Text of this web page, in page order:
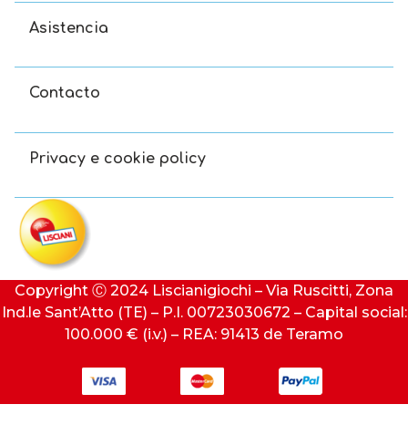
Asistencia
Contacto
Privacy e cookie policy
Copyright Ⓒ 2024 Liscianigiochi – Via Ruscitti, Zona
Ind.le Sant’Atto (TE) – P.I. 00723030672 – Capital social:
100.000 € (i.v.) – REA: 91413 de Teramo